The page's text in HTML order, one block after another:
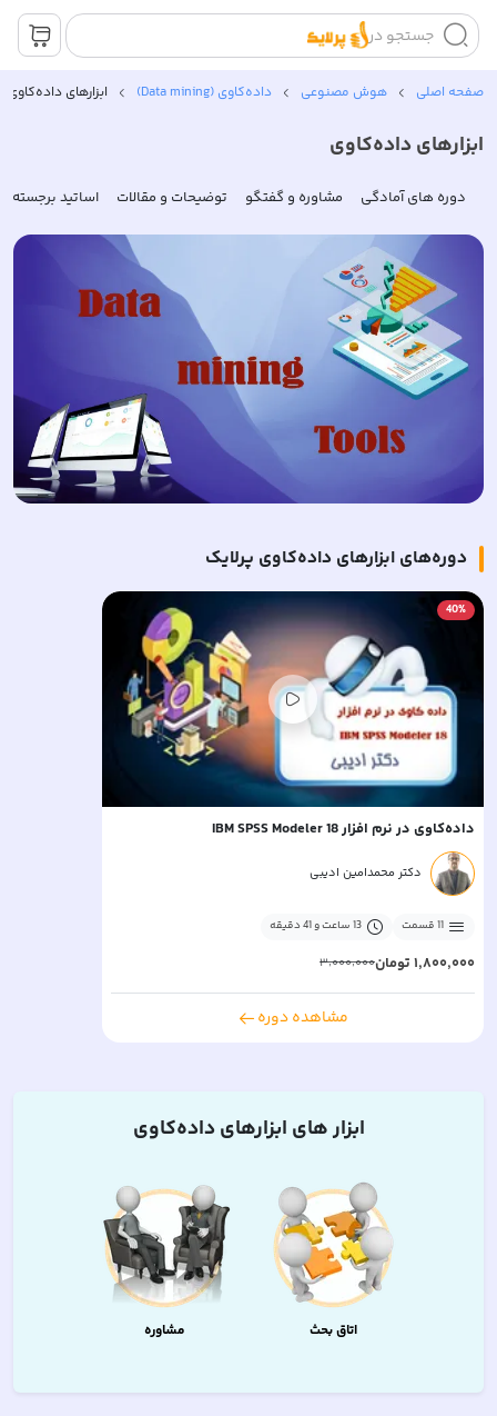
جستجو در
صفحه اصلی هوش مصنوعی داده‌کاوی (Data mining) ابزارهای داده‌کاوی
ابزارهای داده‌کاوی
دوره های آمادگی مشاوره و گفتگو توضیحات و مقالات اساتید برجسته
دوره‌های ابزارهای داده‌کاوی پرلایک
40%
داده‌کاوی در نرم افزار IBM SPSS Modeler 18
دکتر محمدامین ادیبی
11قسمت 13 ساعت و 41 دقیقه
۱٬۸۰۰٬۰۰۰ تومان۳٬۰۰۰٬۰۰۰
مشاهده دوره
ابزار های ابزارهای داده‌کاوی
اتاق بحث مشاوره